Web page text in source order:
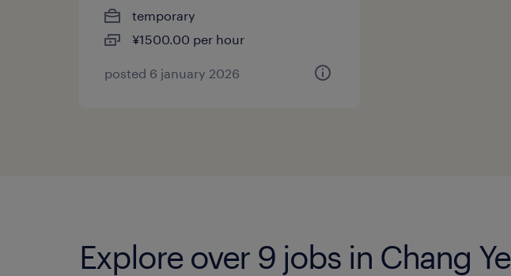
temporary
¥1500.00 per hour
posted 6 january 2026
Explore over 9 jobs in Chang Ye